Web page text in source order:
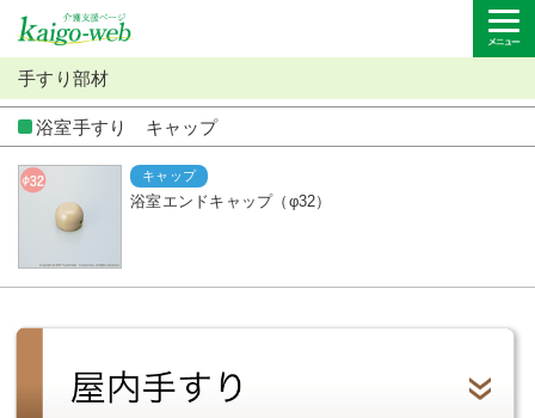
手すり部材
浴室手すり キャップ
キャップ
浴室エンドキャップ（φ32）